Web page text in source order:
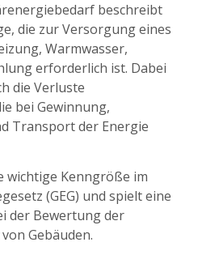
beschreibt
die zur Versorgung eines
Warmwasser,
erforderlich ist. Dabei
die Verluste
bei Gewinnung,
Transport der Energie
wichtige Kenngröße im
(GEG) und spielt eine
der Bewertung der
Gebäuden.